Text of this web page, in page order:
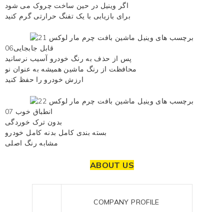
اگر وینیل در حین ساخت چروک می شود
برای بازیابی با یک تفنگ حرارتی گرم کنید
قابل جابجایی06
پس از حذف به رنگ خودرو آسیب نرسانید
محافظت از رنگ ماشین همیشه به عنوان نو
ارزش خودرو را حفظ کنید
07 انطباق خوب
بدون ترک خوردگی
بسته بندی کامل بدنه کامل خودرو
مشابه رنگ اصلی
ABOUT US
COMPANY PROFILE